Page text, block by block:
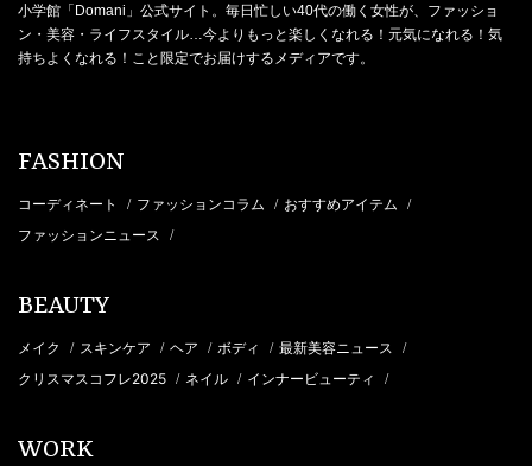
小学館「Domani」公式サイト。毎日忙しい40代の働く女性が、ファッショ
ン・美容・ライフスタイル…今よりもっと楽しくなれる！元気になれる！気
持ちよくなれる！こと限定でお届けするメディアです。
FASHION
コーディネート / ファッションコラム / おすすめアイテム /
ファッションニュース /
BEAUTY
メイク / スキンケア / ヘア / ボディ / 最新美容ニュース /
クリスマスコフレ2025 / ネイル / インナービューティ /
WORK